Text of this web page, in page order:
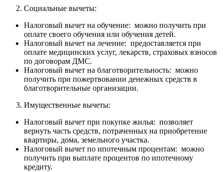
Социальные вычеты:
Налоговый вычет на обучение: можно получить при
оплате своего обучения или обучения детей.
Налоговый вычет на лечение: предоставляется при
оплате медицинских услуг, лекарств, страховых взносов
по договорам ДМС.
Налоговый вычет на благотворительность: можно
получить при пожертвовании денежных средств в
благотворительные организации.
Имущественные вычеты:
Налоговый вычет при покупке жилья: позволяет
вернуть часть средств, потраченных на приобретение
квартиры, дома, земельного участка.
Налоговый вычет по ипотечным процентам: можно
получить при выплате процентов по ипотечному
кредиту.